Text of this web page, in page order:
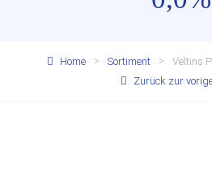
Home Sortiment
Veltins
Zurück zur